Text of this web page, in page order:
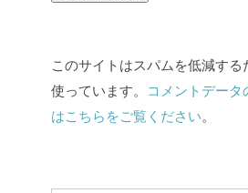
このサイトはスパムを低減する
使っています。
コメントデータ
はこちらをご覧ください。